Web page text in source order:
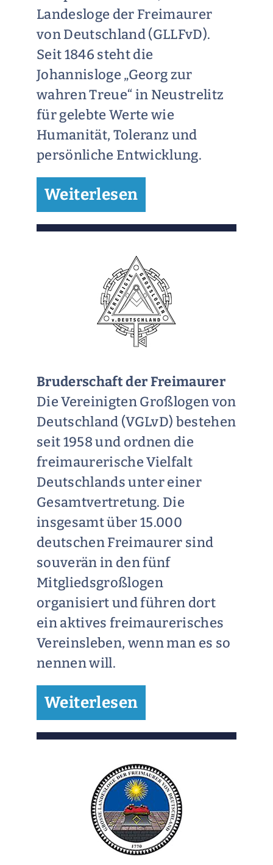
Landesloge der Freimaurer
von Deutschland (GLLFvD).
Seit 1846 steht die
Johannisloge „Georg zur
wahren Treue“ in Neustrelitz
für gelebte Werte wie
Humanität, Toleranz und
persönliche Entwicklung.
Weiterlesen
Bruderschaft der Freimaurer
Die Vereinigten Großlogen von
Deutschland (VGLvD) bestehen
seit 1958 und ordnen die
freimaurerische Vielfalt
Deutschlands unter einer
Gesamtvertretung. Die
insgesamt über 15.000
deutschen Freimaurer sind
souverän in den fünf
Mitgliedsgroßlogen
organisiert und führen dort
ein aktives freimaurerisches
Vereinsleben, wenn man es so
nennen will.
Weiterlesen